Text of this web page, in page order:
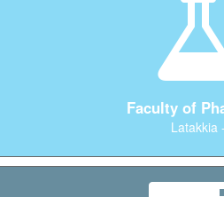
Faculty of
Latakkia -